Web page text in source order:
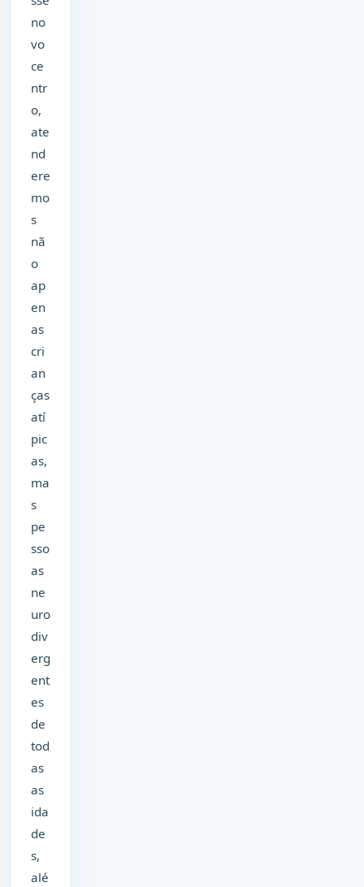
no
vo
ce
ntr
o,
ate
nd
ere
mo
s
nã
o
ap
en
as
cri
an
ças
atí
pic
as,
ma
s
pe
sso
as
ne
uro
div
erg
ent
es
de
tod
as
as
ida
de
s,
alé